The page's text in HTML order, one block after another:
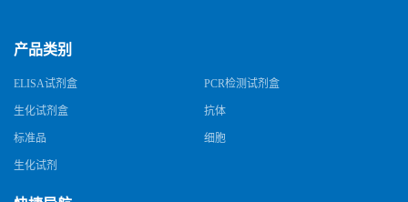
产品类别
ELISA试剂盒 PCR检测试剂盒
生化试剂盒 抗体
标准品 细胞
生化试剂